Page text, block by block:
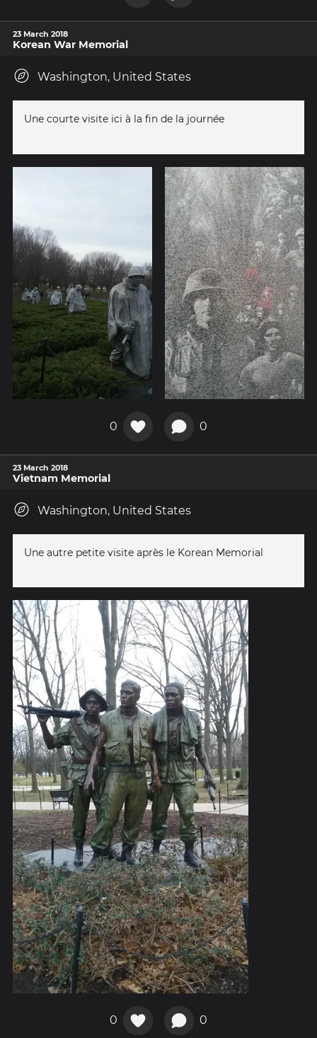
23 March 2018
Korean War Memorial
Washington, United States
Une courte visite ici à la fin de la journée
0 0
23 March 2018
Vietnam Memorial
Washington, United States
Une autre petite visite après le Korean Memorial
0 0